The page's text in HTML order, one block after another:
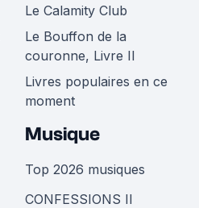
Le Calamity Club
Le Bouffon de la
couronne, Livre II
Livres populaires en ce
moment
Musique
Top 2026 musiques
CONFESSIONS II